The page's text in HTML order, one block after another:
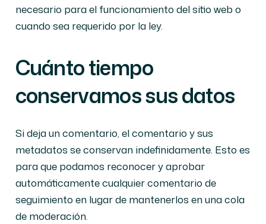
necesario para el funcionamiento del sitio web o
cuando sea requerido por la ley.
Cuánto tiempo
conservamos sus datos
Si deja un comentario, el comentario y sus
metadatos se conservan indefinidamente. Esto es
para que podamos reconocer y aprobar
automáticamente cualquier comentario de
seguimiento en lugar de mantenerlos en una cola
de moderación.